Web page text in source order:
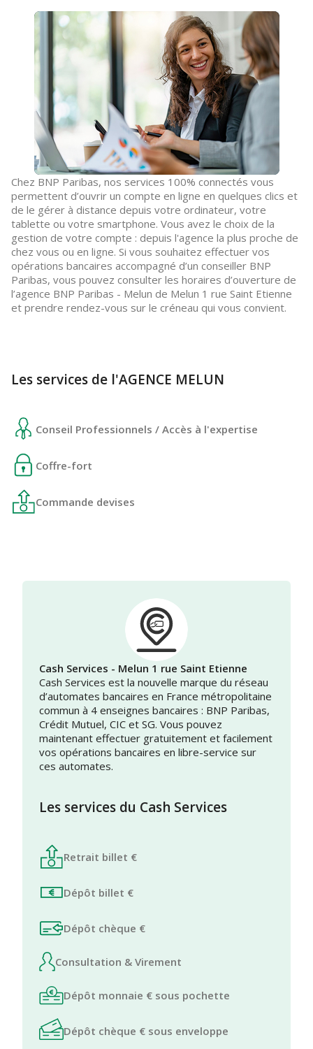
Chez BNP Paribas, nos services 100% connectés vous
permettent d’ouvrir un compte en ligne en quelques clics et
de le gérer à distance depuis votre ordinateur, votre
tablette ou votre smartphone. Vous avez le choix de la
gestion de votre compte : depuis l'agence la plus proche de
chez vous ou en ligne. Si vous souhaitez effectuer vos
opérations bancaires accompagné d’un conseiller BNP
Paribas, vous pouvez consulter les horaires d’ouverture de
l’agence BNP Paribas - Melun de Melun 1 rue Saint Etienne
et prendre rendez-vous sur le créneau qui vous convient.
Les services de l'AGENCE MELUN
Conseil Professionnels / Accès à l'expertise
Coffre-fort
Commande devises
Cash Services - Melun 1 rue Saint Etienne
Cash Services est la nouvelle marque du réseau
d’automates bancaires en France métropolitaine
commun à 4 enseignes bancaires : BNP Paribas,
Crédit Mutuel, CIC et SG. Vous pouvez
maintenant effectuer gratuitement et facilement
vos opérations bancaires en libre-service sur
ces automates.
Les services du Cash Services
Retrait billet €
Dépôt billet €
Dépôt chèque €
Consultation & Virement
Dépôt monnaie € sous pochette
Dépôt chèque € sous enveloppe